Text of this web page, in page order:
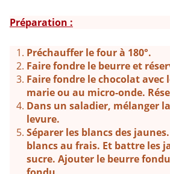
Préparation :
Préchauffer le four à 180°.
Faire fondre le beurre et
Faire fondre le chocolat avec
marie ou au micro-onde.
Dans un saladier, mélanger
levure.
Séparer les blancs des
blancs au frais. Et battre les
sucre. Ajouter le beurre